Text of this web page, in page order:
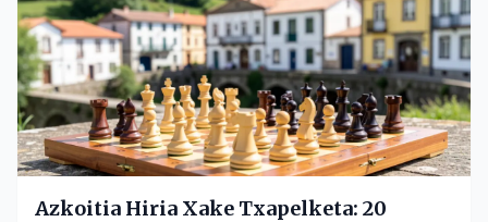
Azkoitia Hiria Xake Txapelketa: 20